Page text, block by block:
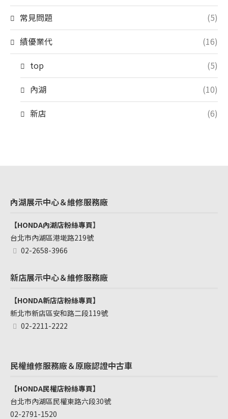
常見問題
(5)
績優業代
(16)
top
(5)
內湖
(10)
新店
(6)
內湖展示中心＆維修服務廠
【HONDA內湖店粉絲專頁】
台北市內湖區港墘路219號
02-2658-3966
新店展示中心＆維修服務廠
【HONDA新店店粉絲專頁】
新北市新店區安和路二段119號
02-2211-2222
民權維修服務廠＆原廠認證中古車
【HONDA民權店粉絲專頁】
台北市內湖區民權東路六段30號
02-2791-1520